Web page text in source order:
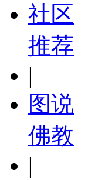
社区
推荐
|
图说
佛教
|